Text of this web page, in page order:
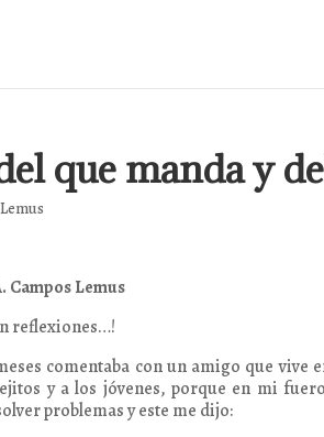
que manda y
Campos Lemus
reflexiones…!
comentaba con un amigo que vive
y a los jóvenes, porque en mi
problemas y este me dijo: